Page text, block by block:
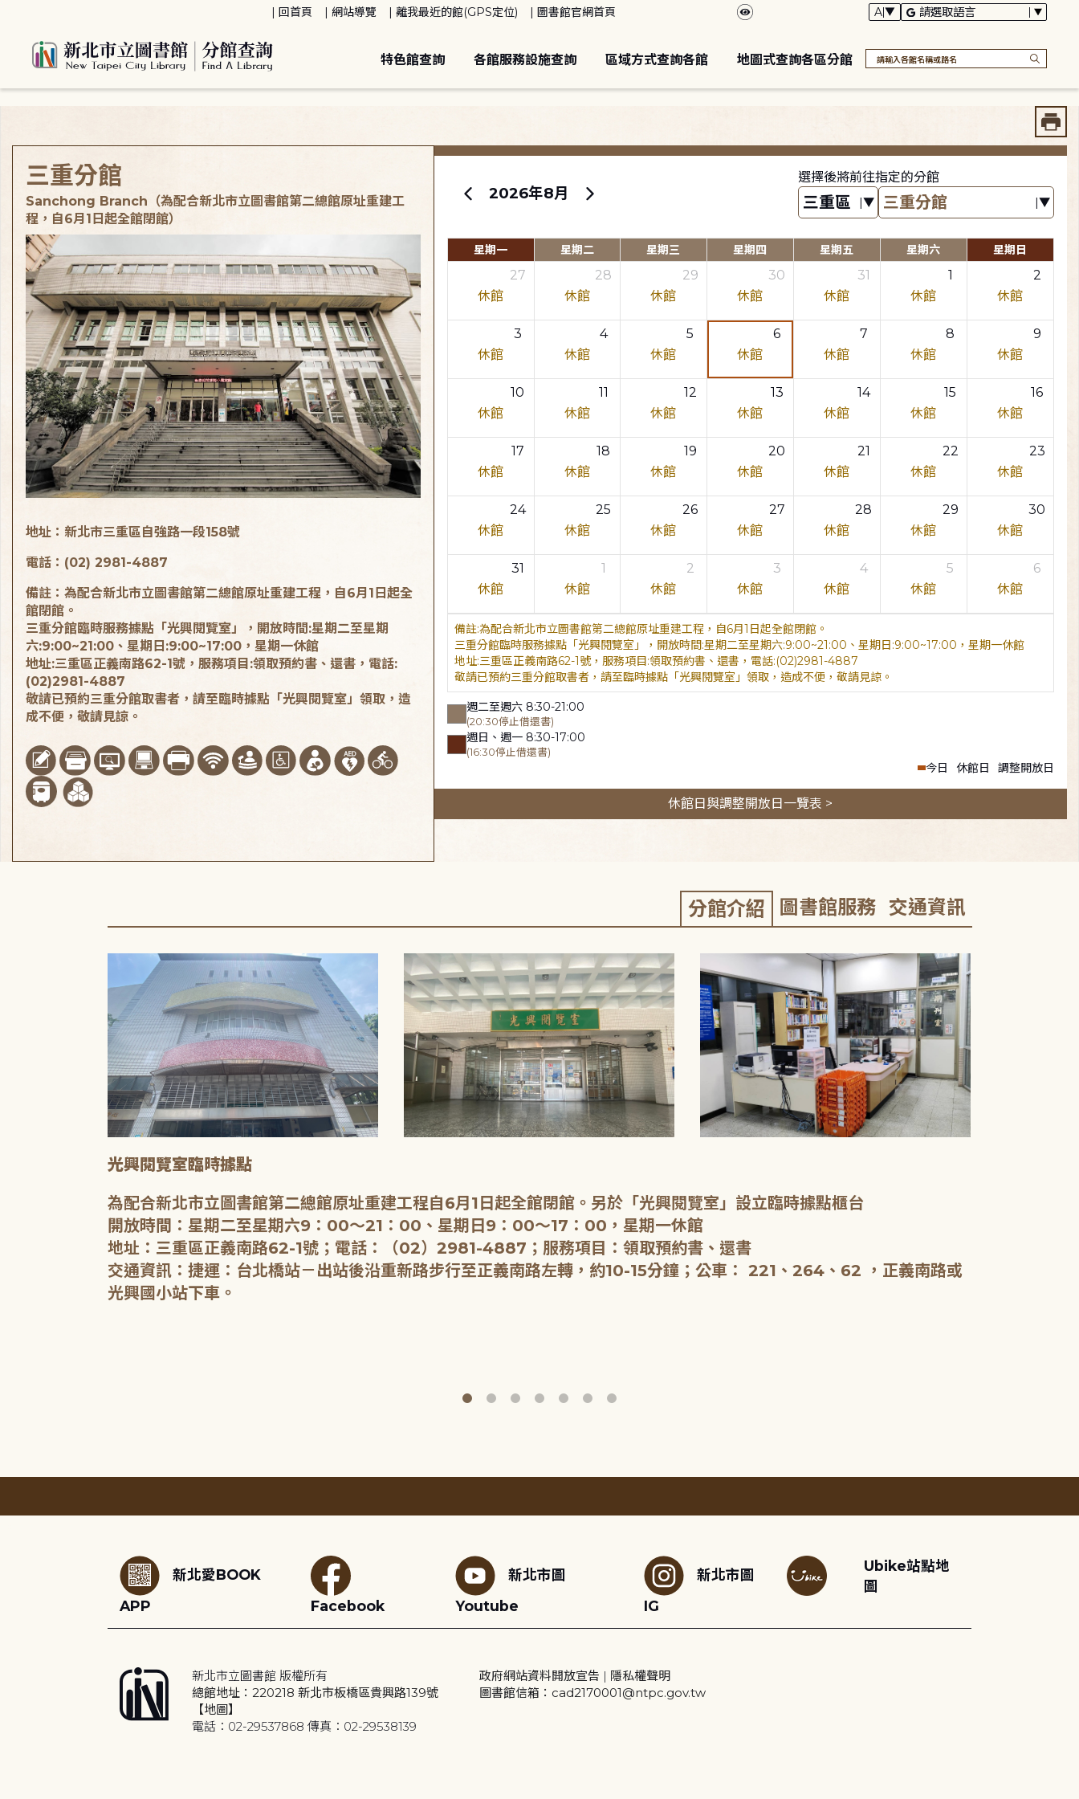
回首頁 網站導覽 離我最近的館(GPS定位) 圖書館官網首頁
特色館查詢 各館服務設施查詢 區域方式查詢各館 地圖式查詢各區分館
2026年8月
選擇後將前往指定的分館
星期一 星期二 星期三 星期四 星期五 星期六 星期日
27
休館
28
休館
29
休館
30
休館
31
休館
1
休館
2
休館
3
休館
4
休館
5
休館
6
休館
7
休館
8
休館
9
休館
10
休館
11
休館
12
休館
13
休館
14
休館
15
休館
16
休館
17
休館
18
休館
19
休館
20
休館
21
休館
22
休館
23
休館
24
休館
25
休館
26
休館
27
休館
28
休館
29
休館
30
休館
31
休館
1
休館
2
休館
3
休館
4
休館
5
休館
6
休館
為配合新北市立圖書館第二總館原址重建工程，自6月1日起全館閉館。
三重分館臨時服務據點「光興閱覽室」，開放時間:星期二至星期六:9:00~21:00、星期日:9:00~17:00，星期一休館
地址:三重區正義南路62-1號，服務項目:領取預約書、還書，電話:(02)2981-4887
敬請已預約三重分館取書者，請至臨時據點「光興閱覽室」領取，造成不便，敬請見諒。
週二至週六 8:30-21:00
(20:30停止借還書)
週日、週一 8:30-17:00
(16:30停止借還書)
今日 休館日 調整開放日
休館日與調整開放日一覽表 >
三重分館
Sanchong Branch（為配合新北市立圖書館第二總館原址重建工
程，自6月1日起全館閉館）
地址：新北市三重區自強路一段158號
電話：(02) 2981-4887
備註：為配合新北市立圖書館第二總館原址重建工程，自6月1日起全
館閉館。
三重分館臨時服務據點「光興閱覽室」，開放時間:星期二至星期
六:9:00~21:00、星期日:9:00~17:00，星期一休館
地址:三重區正義南路62-1號，服務項目:領取預約書、還書，電話:
(02)2981-4887
敬請已預約三重分館取書者，請至臨時據點「光興閱覽室」領取，造
成不便，敬請見諒。
分館介紹 圖書館服務 交通資訊
光興閱覽室臨時據點
為配合新北市立圖書館第二總館原址重建工程自6月1日起全館閉館。另於「光興閱覽室」設立臨時據點櫃台
開放時間：星期二至星期六9：00～21：00、星期日9：00～17：00，星期一休館
地址：三重區正義南路62-1號；電話：（02）2981-4887；服務項目：領取預約書、還書
交通資訊：捷運：台北橋站－出站後沿重新路步行至正義南路左轉，約10-15分鐘；公車： 221、264、62 ，正義南路或
光興國小站下車。
新北愛BOOK
APP
Facebook
新北市圖
Youtube
新北市圖
IG
Ubike站點地
圖
新北市立圖書館 版權所有
總館地址：220218 新北市板橋區貴興路139號
【地圖】
電話：02-29537868 傳真：02-29538139
政府網站資料開放宣告 | 隱私權聲明
圖書館信箱：cad2170001@ntpc.gov.tw